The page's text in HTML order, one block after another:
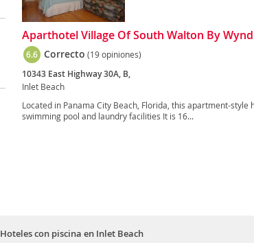
Aparthotel Village Of South Walton By
6.6 Correcto (19 opiniones)
10343 East Highway 30A, B,
Inlet Beach
Located in Panama City Beach, Florida, this apartment-
swimming pool and laundry facilities It is 16...
Hoteles con piscina en Inlet Beach